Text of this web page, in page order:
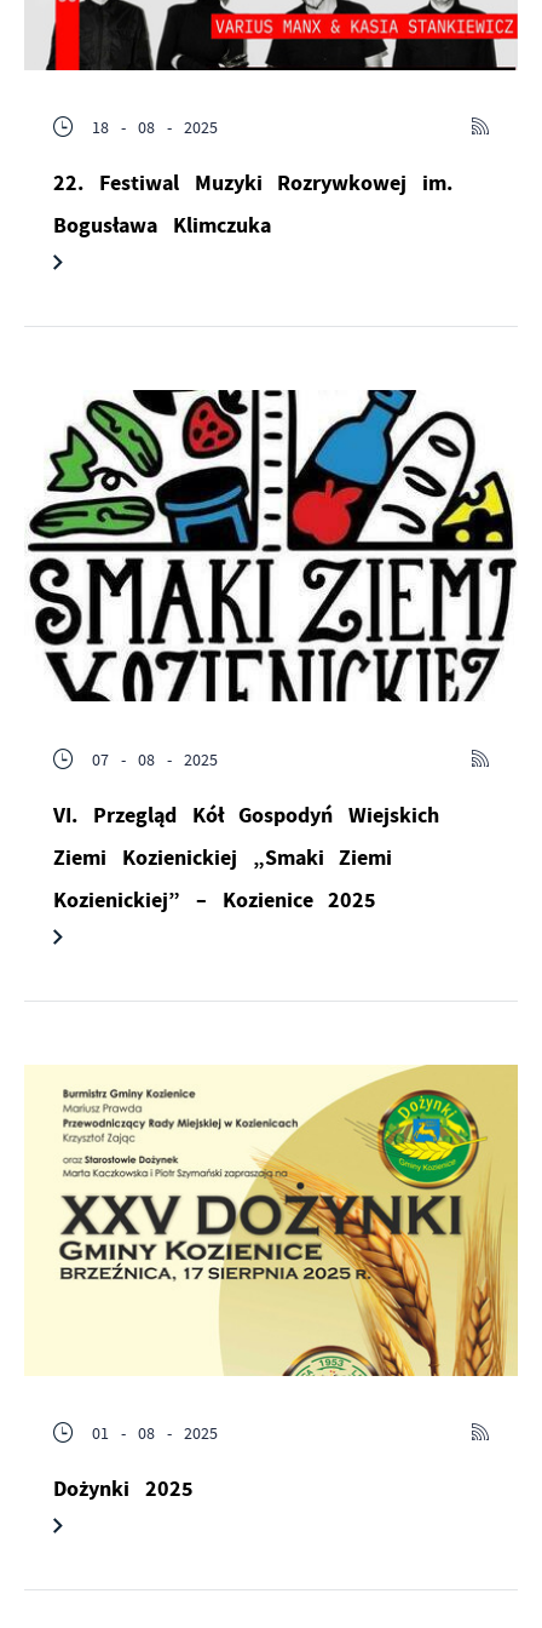
18 - 08 - 2025
22. Festiwal Muzyki Rozrywkowej im.
Bogusława Klimczuka
07 - 08 - 2025
VI. Przegląd Kół Gospodyń Wiejskich
Ziemi Kozienickiej „Smaki Ziemi
Kozienickiej” – Kozienice 2025
01 - 08 - 2025
Dożynki 2025
postaci wiadomości, ofert, komunikatów mediów
społecznościowych.